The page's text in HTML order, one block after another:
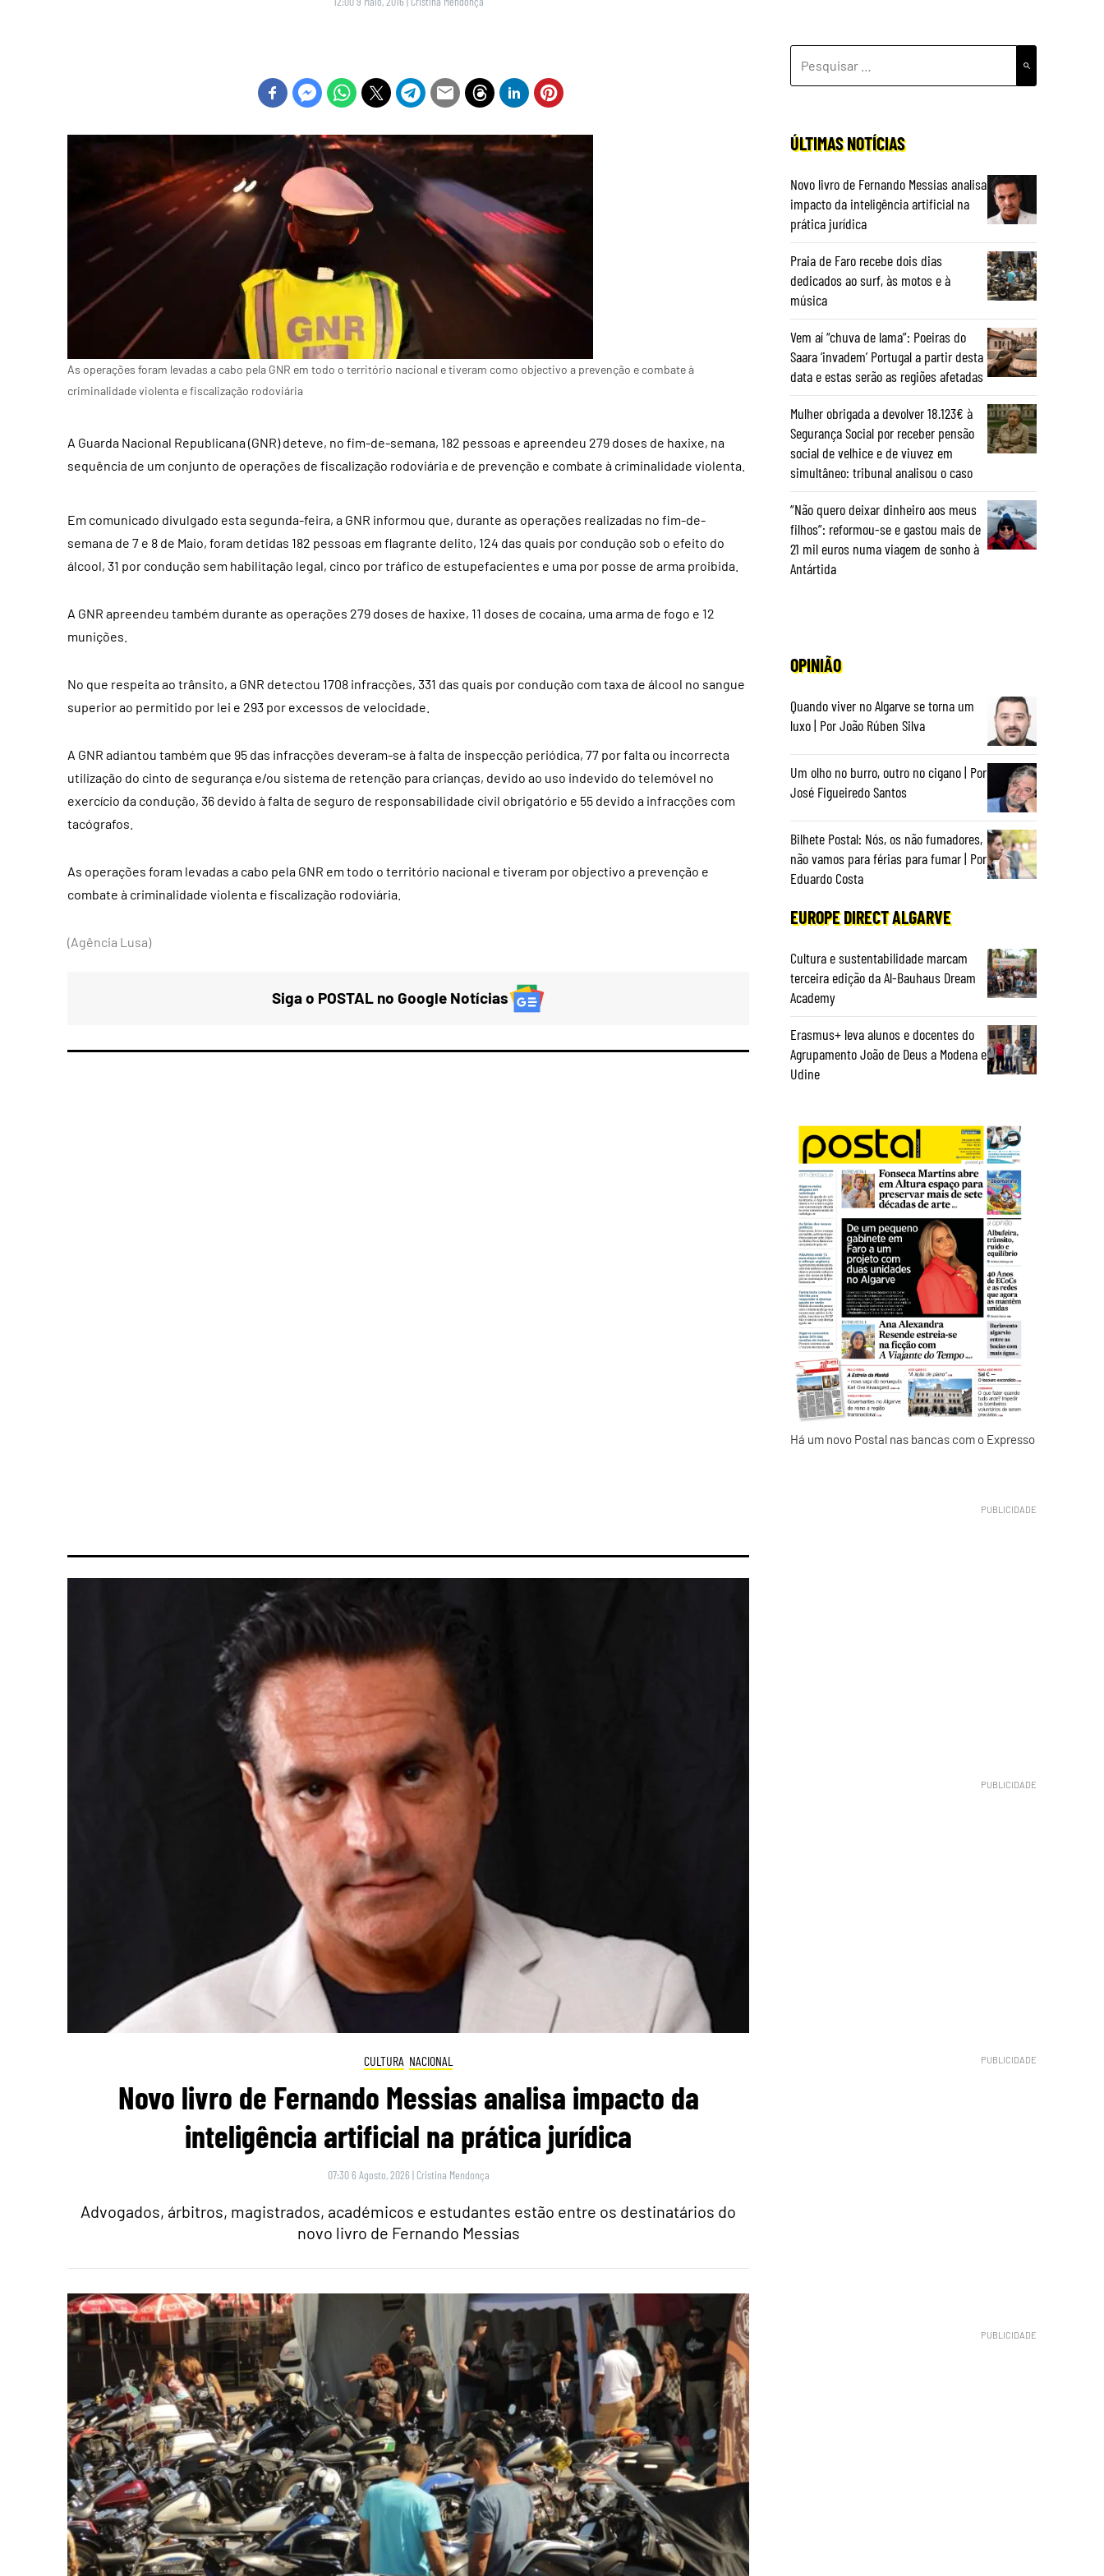
As operações foram levadas a cabo pela GNR em todo o território nacional e tiveram como objectivo a prevenção e combate à
criminalidade violenta e fiscalização rodoviária
A Guarda Nacional Republicana (GNR) deteve, no fim-de-semana, 182 pessoas e apreendeu 279 doses de haxixe, na
sequência de um conjunto de operações de fiscalização rodoviária e de prevenção e combate à criminalidade violenta.
Em comunicado divulgado esta segunda-feira, a GNR informou que, durante as operações realizadas no fim-de-
semana de 7 e 8 de Maio, foram detidas 182 pessoas em flagrante delito, 124 das quais por condução sob o efeito do
álcool, 31 por condução sem habilitação legal, cinco por tráfico de estupefacientes e uma por posse de arma proibida.
A GNR apreendeu também durante as operações 279 doses de haxixe, 11 doses de cocaína, uma arma de fogo e 12
munições.
No que respeita ao trânsito, a GNR detectou 1708 infracções, 331 das quais por condução com taxa de álcool no sangue
superior ao permitido por lei e 293 por excessos de velocidade.
A GNR adiantou também que 95 das infracções deveram-se à falta de inspecção periódica, 77 por falta ou incorrecta
utilização do cinto de segurança e/ou sistema de retenção para crianças, devido ao uso indevido do telemóvel no
exercício da condução, 36 devido à falta de seguro de responsabilidade civil obrigatório e 55 devido a infracções com
tacógrafos.
As operações foram levadas a cabo pela GNR em todo o território nacional e tiveram por objectivo a prevenção e
combate à criminalidade violenta e fiscalização rodoviária.
(Agência Lusa)
Siga o POSTAL no Google Notícias
CULTURA NACIONAL
Novo livro de Fernando Messias analisa impacto da
inteligência artificial na prática jurídica
07:30 6 Agosto, 2026 | Cristina Mendonça
Advogados, árbitros, magistrados, académicos e estudantes estão entre os destinatários do
novo livro de Fernando Messias
POR:
ÚLTIMAS NOTÍCIAS
Novo livro de Fernando Messias analisa
impacto da inteligência artificial na
prática jurídica
Praia de Faro recebe dois dias
dedicados ao surf, às motos e à
música
Vem aí “chuva de lama”: Poeiras do
Saara ‘invadem’ Portugal a partir desta
data e estas serão as regiões afetadas
Mulher obrigada a devolver 18.123€ à
Segurança Social por receber pensão
social de velhice e de viuvez em
simultâneo: tribunal analisou o caso
“Não quero deixar dinheiro aos meus
filhos”: reformou-se e gastou mais de
21 mil euros numa viagem de sonho à
Antártida
OPINIÃO
Quando viver no Algarve se torna um
luxo | Por João Rúben Silva
Um olho no burro, outro no cigano | Por
José Figueiredo Santos
Bilhete Postal: Nós, os não fumadores,
não vamos para férias para fumar | Por
Eduardo Costa
EUROPE DIRECT ALGARVE
Cultura e sustentabilidade marcam
terceira edição da Al-Bauhaus Dream
Academy
Erasmus+ leva alunos e docentes do
Agrupamento João de Deus a Modena e
Udine
Há um novo Postal nas bancas com o Expresso